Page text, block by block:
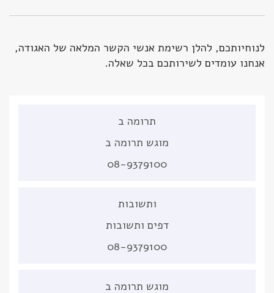
לנוחיותכם, להלן רשימת אנשי הקשר המלאה של האגודה,
אנחנו עומדים לשירותכם בכל שאלה.
תרומה ב
מוגש תרומה ב
08-9379100
ותשובות
דפים ותשובות
08-9379100
מוגש תרומה ב